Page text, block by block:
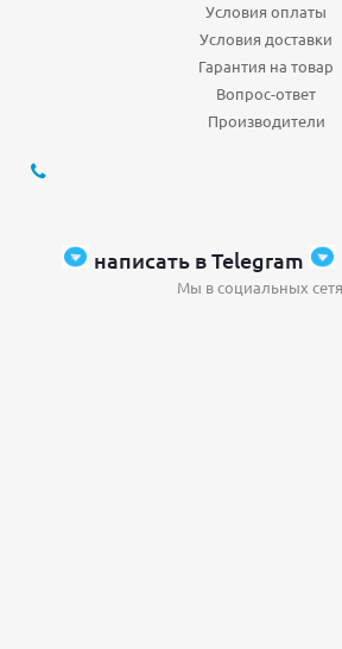
Условия оплаты
Условия доставки
Гарантия на товар
Вопрос-ответ
Производители
написать в Telegram
Мы в социальных